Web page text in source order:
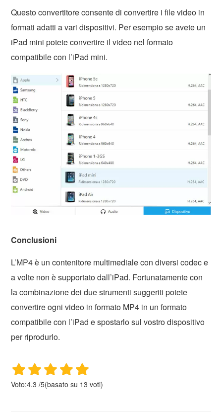
Questo convertitore consente di convertire i file video in
formati adatti a vari dispositivi. Per esempio se avete un
iPad mini potete convertire il video nel formato
compatibile con l’iPad mini.
Conclusioni
L’MP4 è un contenitore multimediale con diversi codec e
a volte non è supportato dall’iPad. Fortunatamente con
la combinazione dei due strumenti suggeriti potete
convertire ogni video in formato MP4 in un formato
compatibile con l’iPad e spostarlo sul vostro dispositivo
per riprodurlo.
Voto:4.3 /5(basato su 13 voti)